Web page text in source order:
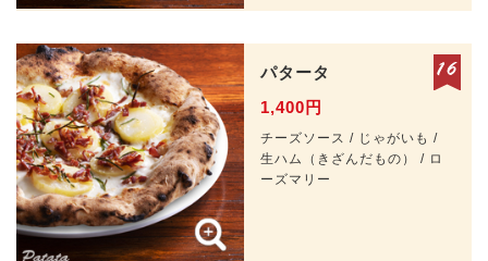
パタータ
1,400円
チーズソース / じゃがいも /
生ハム（きざんだもの） / ロ
ーズマリー